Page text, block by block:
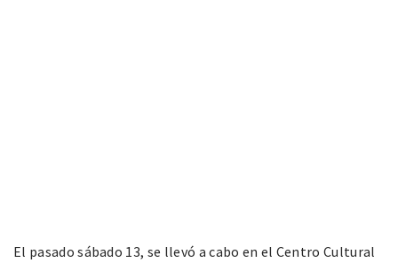
El pasado sábado 13, se llevó a cabo en el Centro Cultural